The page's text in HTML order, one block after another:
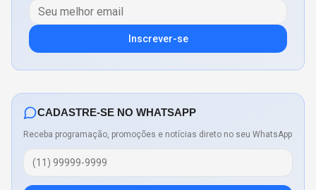
Inscrever-se
CADASTRE-SE NO WHATSAPP
Receba programação, promoções e notícias direto no seu WhatsApp